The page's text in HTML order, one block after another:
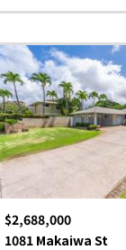
$2,688,000
1081 Makaiwa St